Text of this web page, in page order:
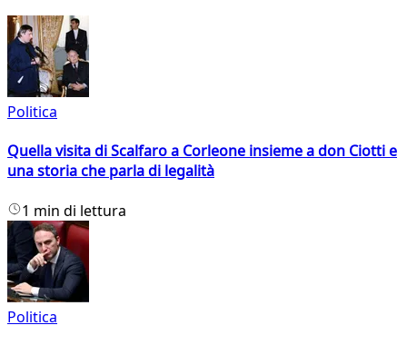
Politica
Quella visita di Scalfaro a Corleone insieme a don Ciotti e
una storia che parla di legalità
1 min di lettura
Politica